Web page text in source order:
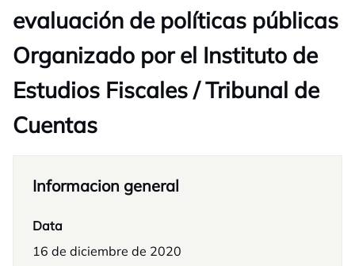
evaluación de políticas públicas
Organizado por el Instituto de
Estudios Fiscales / Tribunal de
Cuentas
Informacion general
Data
16 de diciembre de 2020